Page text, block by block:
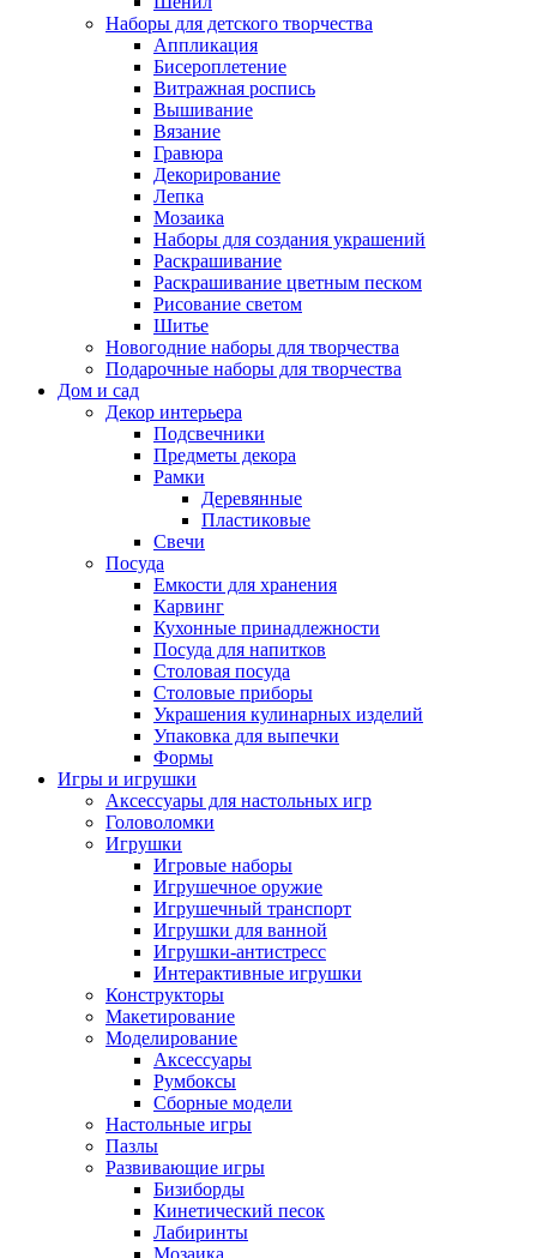
Наборы для детского творчества
Аппликация
Бисероплетение
Витражная роспись
Вышивание
Вязание
Гравюра
Декорирование
Лепка
Мозаика
Наборы для создания украшений
Раскрашивание
Раскрашивание цветным песком
Рисование светом
Шитье
Новогодние наборы для творчества
Подарочные наборы для творчества
Дом и сад
Декор интерьера
Подсвечники
Предметы декора
Рамки
Деревянные
Пластиковые
Свечи
Посуда
Емкости для хранения
Карвинг
Кухонные принадлежности
Посуда для напитков
Столовая посуда
Столовые приборы
Украшения кулинарных изделий
Упаковка для выпечки
Формы
Игры и игрушки
Аксессуары для настольных игр
Головоломки
Игрушки
Игровые наборы
Игрушечное оружие
Игрушечный транспорт
Игрушки для ванной
Игрушки-антистресс
Интерактивные игрушки
Конструкторы
Макетирование
Моделирование
Аксессуары
Румбоксы
Сборные модели
Настольные игры
Пазлы
Развивающие игры
Бизиборды
Кинетический песок
Лабиринты
Мозаика